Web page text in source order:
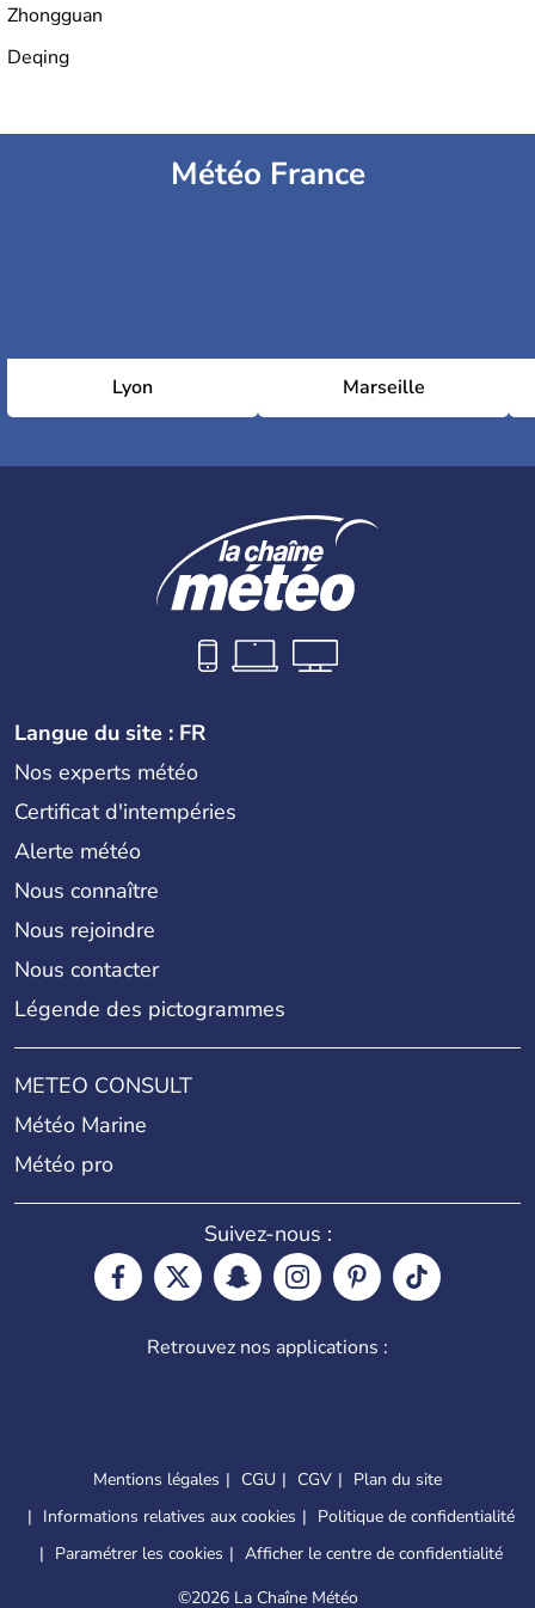
Zhongguan
Deqing
Météo France
Lyon Marseille
Langue du site : FR
Nos experts météo
Certificat d'intempéries
Alerte météo
Nous connaître
Nous rejoindre
Nous contacter
Légende des pictogrammes
METEO CONSULT
Météo Marine
Météo pro
Suivez-nous :
Retrouvez nos applications :
Mentions légales CGU CGV
Plan du site
Informations relatives aux cookies
Politique de confidentialité
Paramétrer les cookies
Afficher le centre de confidentialité
©2026 La Chaîne Météo